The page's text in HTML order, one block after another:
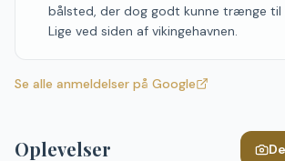
bålsted, der dog godt kunne trænge til
Lige ved siden af vikingehavnen.
Se alle anmeldelser på Google
Oplevelser